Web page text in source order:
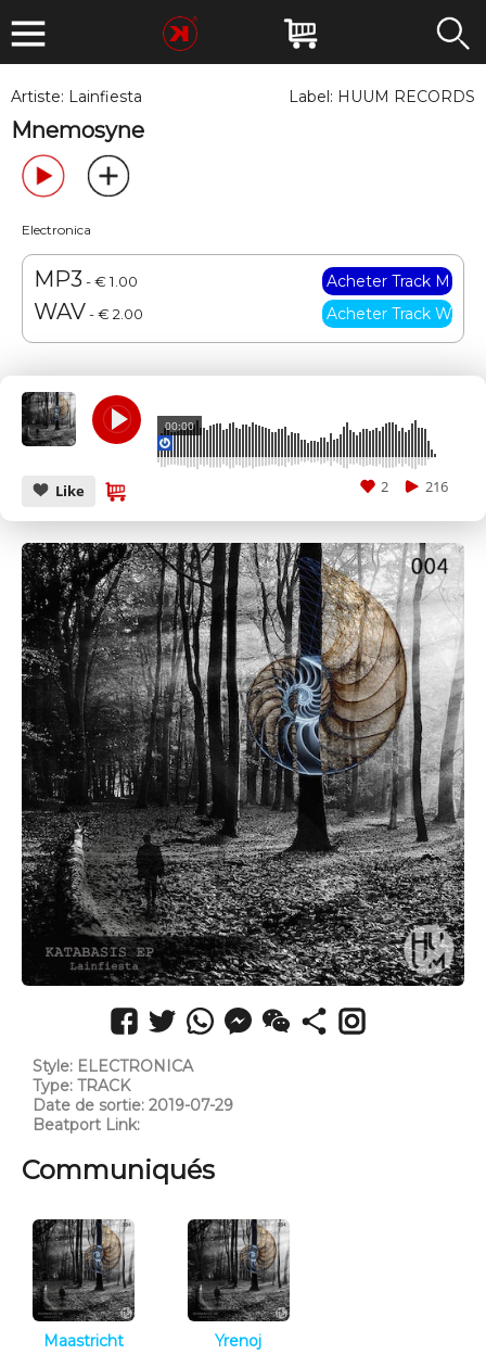
Artiste: Lainfiesta Label: HUUM RECORDS
Mnemosyne
Electronica
MP3 - € 1.00
WAV- € 2.00
00:00
SUBMIT
CANCEL
Like 216
2
Style: ELECTRONICA
Type: TRACK
Date de sortie: 2019-07-29
Beatport Link:
Communiqués
Maastricht
Yrenoj